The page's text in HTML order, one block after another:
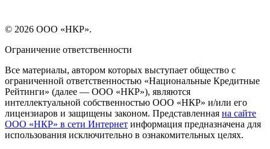
© 2026 ООО «НКР».
Ограничение ответственности
Все материалы, автором которых выступает общество с
ограниченной ответственностью «Национальные Кредитные
Рейтинги» (далее — ООО «НКР»), являются
интеллектуальной собственностью ООО «НКР» и/или его
лицензиаров и защищены законом. Представленная на сайте
ООО «НКР» в сети Интернет информация предназначена для
использования исключительно в ознакомительных целях.